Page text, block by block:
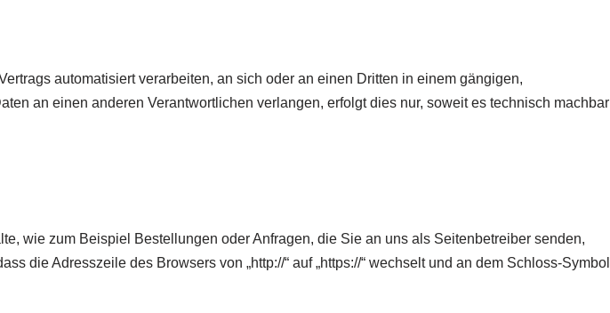
automatisiert verarbeiten, an sich oder an einen Dritten in einem gängigen,
an einen anderen Verantwortlichen verlangen, erfolgt dies nur, soweit es technisch machbar
wie zum Beispiel Bestellungen oder Anfragen, die Sie an uns als Seitenbetreiber senden,
die Adresszeile des Browsers von „http://“ auf „https://“ wechselt und an dem Schloss-Symbol